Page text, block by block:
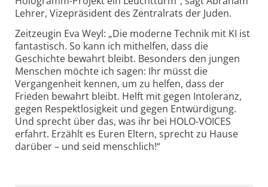
Lehrer, Vizepräsident des Zentralrats der Juden.
Zeitzeugin Eva Weyl: „Die moderne Technik mit KI ist
fantastisch. So kann ich mithelfen, dass die
Geschichte bewahrt bleibt. Besonders den jungen
Menschen möchte ich sagen: Ihr müsst die
Vergangenheit kennen, um zu helfen, dass der
Frieden bewahrt bleibt. Helft mit gegen Intoleranz,
gegen Respektlosigkeit und gegen Entwürdigung.
Und sprecht über das, was ihr bei HOLO-VOICES
erfahrt. Erzählt es Euren Eltern, sprecht zu Hause
darüber – und seid menschlich!“